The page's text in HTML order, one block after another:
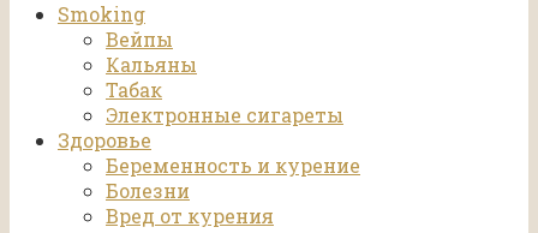
Smoking
Вейпы
Кальяны
Табак
Электронные сигареты
Здоровье
Беременность и курение
Болезни
Вред от курения